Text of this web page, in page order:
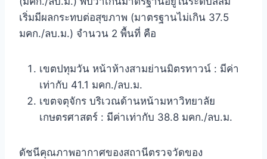
เริ่มมีผลกระทบต่อสุขภาพ (มาตรฐานไม่เกิน 37.5
มคก./ลบ.ม.) จำนวน 2 พื้นที่ คือ
เขตปทุมวัน หน้าห้างสามย่านมิตรทาวน์ : มีค่า
เท่ากับ 41.1 มคก./ลบ.ม.
เขตจตุจักร บริเวณด้านหน้ามหาวิทยาลัย
เกษตรศาสตร์ : มีค่าเท่ากับ 38.8 มคก./ลบ.ม.
ดัชนีคุณภาพอากาศของสถานีตรวจวัดของ